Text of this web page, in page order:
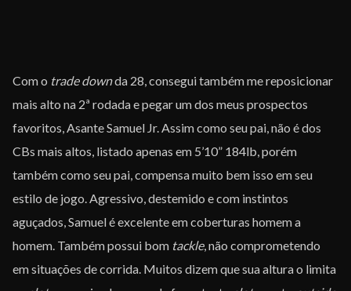
Com o trade downda 28, consegui também me reposicionar
mais alto na 2ª rodada e pegar um dos meus prospectos
favoritos, Asante Samuel Jr. Assim como seu pai, não é dos
CBs mais altos, listado apenas em 5’10” 184lb, porém
também como seu pai, compensa muito bem isso em seu
estilo de jogo. Agressivo, destemido e com instintos
aguçados, Samuel é excelente em coberturas homem a
homem. Também possui bom tackle, não comprometendo
em situações de corrida. Muitos dizem que sua altura o limita